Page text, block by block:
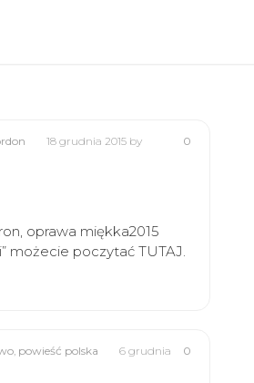
0
18 grudnia 2015 by
oprawa miękka2015
możecie poczytać TUTAJ.
0
, powieść polska
6 grudnia